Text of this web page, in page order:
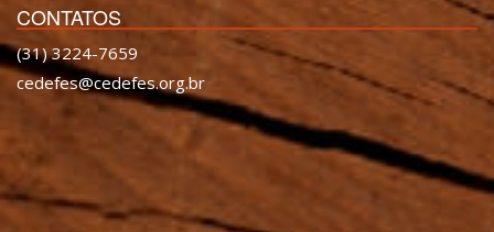
CONTATOS
(31) 3224-7659
cedefes@cedefes.org.br